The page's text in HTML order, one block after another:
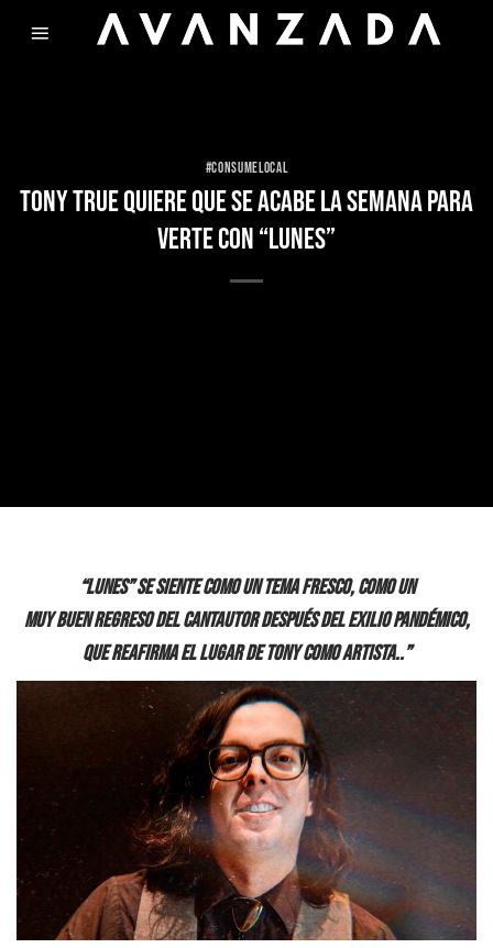
#CONSUMELOCAL
TONY TRUE QUIERE QUE SE ACABE LA SEMANA PARA
VERTE CON “LUNES”
“Lunes” se siente como un tema fresco, como un
muy buen regreso del cantautor después del exilio pandémico,
que reafirma el lugar de tony como artista..”